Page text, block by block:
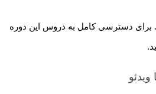
دسترسی کامل به دروس این دوره
ویدئو